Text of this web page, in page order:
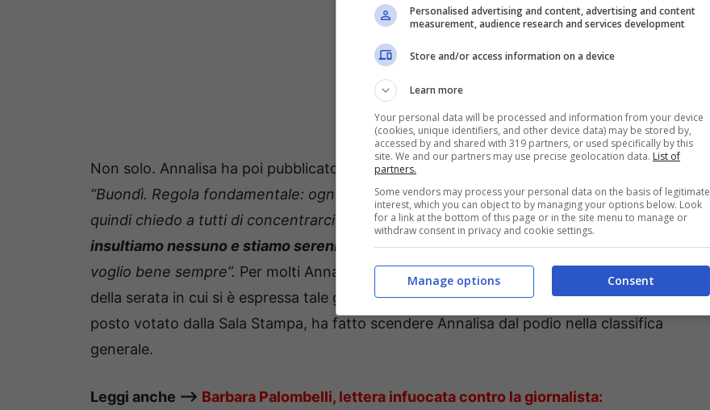
Non solo. Annalisa ha poi pubblicato un tweet sul suo account ufficiale molto eloquente:
“Buondì. Regola fondamentale: ognuno è libero di esprimere la propria opinione e
quindi chiedo a tutti di concentrarci sulle cose belle che sono tantissime.Non
insultiamo nessuno e stiamo sereni pensando al bellissimo futuro che ci aspetta.Vi
voglio bene sempre”. Per molti Annalisa non ha gradito il voto della Sala Stampa. Prima
della serata in cui si è espressa tale giuria, la cantante risultava seconda. Il 17esimo
posto votato dalla Sala Stampa, ha fatto scendere Annalisa dal podio nella classifica
generale.
Leggi anche —–> Barbara Palombelli, lettera infuocata contro la giornalista:
Personalised advertising and content, advertising and content
measurement, audience research and services development
Store and/or access information on a device
Learn more
Your personal data will be processed and information from your device
(cookies, unique identifiers, and other device data) may be stored by,
accessed by and shared with 319 partners, or used specifically by this
site. We and our partners may use precise geolocation data. List of
partners.
Some vendors may process your personal data on the basis of legitimate
interest, which you can object to by managing your options below. Look
for a link at the bottom of this page or in the site menu to manage or
withdraw consent in privacy and cookie settings.
Consent
Manage options